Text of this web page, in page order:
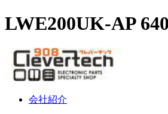
LWE200UK-AP
会社紹介